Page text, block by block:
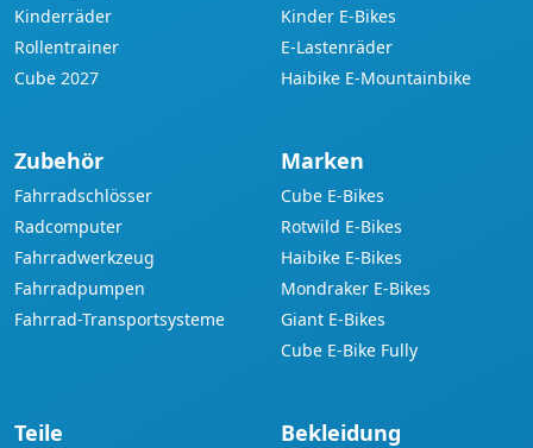
Kinderräder
Rollentrainer
Cube 2027
Kinder E-Bikes
E-Lastenräder
Haibike E-Mountainbike
Zubehör
Fahrradschlösser
Radcomputer
Fahrradwerkzeug
Fahrradpumpen
Fahrrad-Transportsysteme
Marken
Cube E-Bikes
Rotwild E-Bikes
Haibike E-Bikes
Mondraker E-Bikes
Giant E-Bikes
Cube E-Bike Fully
Teile Bekleidung